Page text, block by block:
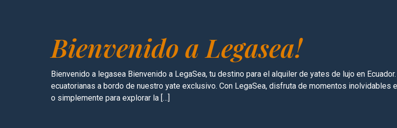
Bienvenido a Legasea!
Bienvenido a legasea Bienvenido a LegaSea, tu destino para el alquiler de yates de lujo en
ecuatorianas a bordo de nuestro yate exclusivo. Con LegaSea, disfruta de momentos
o simplemente para explorar la […]